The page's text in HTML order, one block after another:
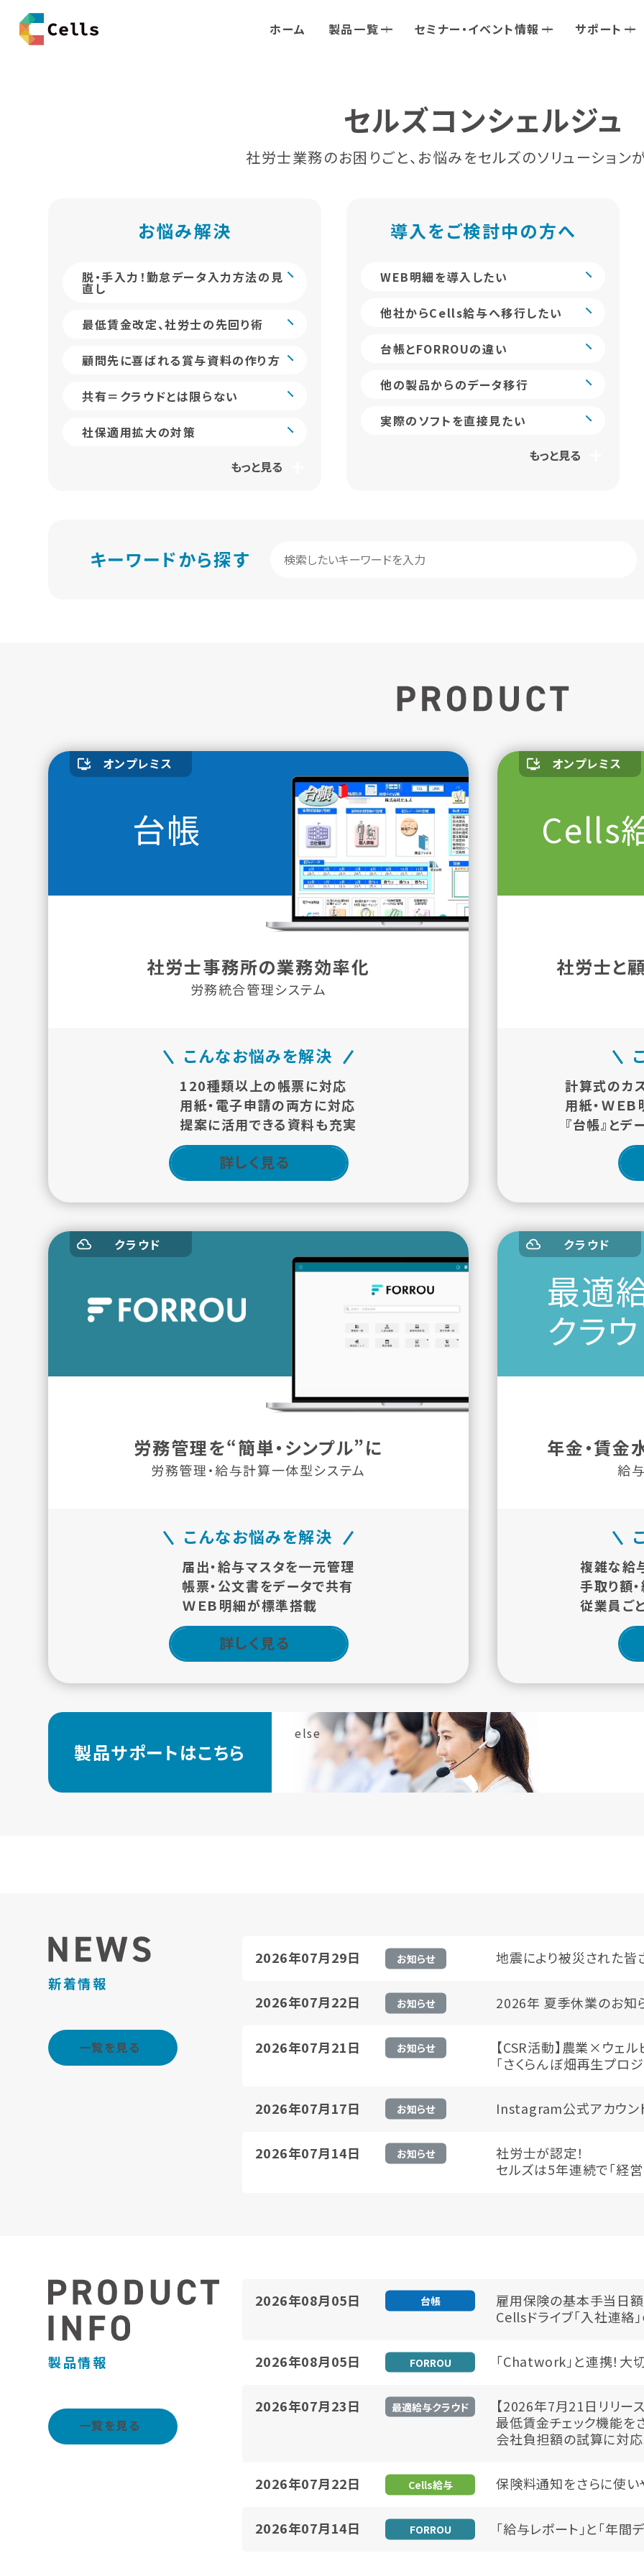
ホーム 製品一覧 セミナー・イベント情報 サポート
セルズコンシェルジュ
社労士業務のお困りごと、お悩みをセルズのソリューション
お悩み解決
脱・手入力！勤怠データ入力方法の見
直し
最低賃金改定、社労士の先回り術
顧問先に喜ばれる賞与資料の作り方
共有＝クラウドとは限らない
社保適用拡大の対策
もっと見る
導入をご検討中の方へ
WEB明細を導入したい
他社からCells給与へ移行したい
台帳とFORROUの違い
他の製品からのデータ移行
実際のソフトを直接見たい
もっと見る
キーワードから探す
オンプレミス
台帳
社労士事務所の業務効率化
労務統合管理システム
こんなお悩みを解決
120種類以上の帳票に対応
用紙・電子申請の両方に対応
提案に活用できる資料も充実
詳しく見る
オンプレミス
Cells
社労士と
計算式のカ
用紙・ＷＥ
『台帳』と
クラウド
労務管理を“簡単・シンプル”に
労務管理・給与計算一体型システム
こんなお悩みを解決
届出・給与マスタを一元管理
帳票・公文書をデータで共有
ＷＥＢ明細が標準搭載
詳しく見る
クラウド
最適
クラ
年金・賃金
給
複雑な給
手取り額
従業員ご
製品サポートはこちら
else
新着情報
一覧を見る
2026年07月29日 お知らせ 地震により被災された皆
2026年07月22日 お知らせ 2026年 夏季休業のお知
2026年07月21日 お知らせ
【CSR活動】農業×ウェ
「さくらんぼ畑再生プロ
2026年07月17日 お知らせ Instagram公式アカウン
2026年07月14日 お知らせ
社労士が認定！
セルズは5年連続で「経
製品情報
一覧を見る
2026年08月05日 台帳
雇用保険の基本手当日
Cellsドライブ「入社連絡
2026年08月05日 FORROU 「Chatwork」と連携！大
2026年07月23日 最適給与クラウド
【2026年7月21日リリース
最低賃金チェック機能を
会社負担額の試算に対応
2026年07月22日 Cells給与 保険料通知をさらに使い
2026年07月14日 FORROU 「給与レポート」と「年